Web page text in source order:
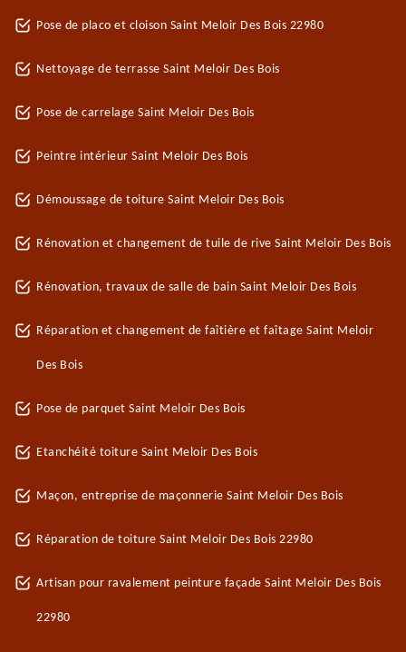
Pose de placo et cloison Saint Meloir Des Bois 22980
Nettoyage de terrasse Saint Meloir Des Bois
Pose de carrelage Saint Meloir Des Bois
Peintre intérieur Saint Meloir Des Bois
Démoussage de toiture Saint Meloir Des Bois
Rénovation et changement de tuile de rive Saint Meloir Des Bois
Rénovation, travaux de salle de bain Saint Meloir Des Bois
Réparation et changement de faîtière et faîtage Saint Meloir
Des Bois
Pose de parquet Saint Meloir Des Bois
Etanchéité toiture Saint Meloir Des Bois
Maçon, entreprise de maçonnerie Saint Meloir Des Bois
Réparation de toiture Saint Meloir Des Bois 22980
Artisan pour ravalement peinture façade Saint Meloir Des Bois
22980